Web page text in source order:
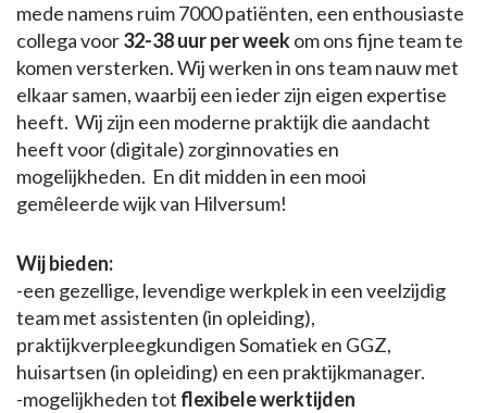
mede namens ruim 7000 patiënten, een enthousiaste
collega voor32-38 uur per weekom ons fijne team te
komen versterken. Wij werken in ons team nauw met
elkaar samen, waarbij een ieder zijn eigen expertise
heeft. Wij zijn een moderne praktijk die aandacht
heeft voor (digitale) zorginnovaties en
mogelijkheden. En dit midden in een mooi
gemêleerde wijk van Hilversum!
Wij bieden:
-een gezellige, levendige werkplek in een veelzijdig
team met assistenten (in opleiding),
praktijkverpleegkundigen Somatiek en GGZ,
huisartsen (in opleiding) en een praktijkmanager.
-mogelijkheden tot flexibele werktijden